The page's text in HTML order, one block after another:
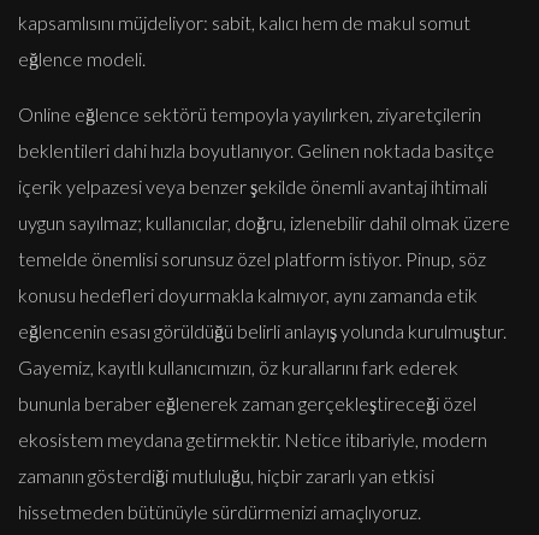
kapsamlısını müjdeliyor: sabit, kalıcı hem de makul somut
eğlence modeli.
Online eğlence sektörü tempoyla yayılırken, ziyaretçilerin
beklentileri dahi hızla boyutlanıyor. Gelinen noktada basitçe
içerik yelpazesi veya benzer şekilde önemli avantaj ihtimali
uygun sayılmaz; kullanıcılar, doğru, izlenebilir dahil olmak üzere
temelde önemlisi sorunsuz özel platform istiyor. Pinup, söz
konusu hedefleri doyurmakla kalmıyor, aynı zamanda etik
eğlencenin esası görüldüğü belirli anlayış yolunda kurulmuştur.
Gayemiz, kayıtlı kullanıcımızın, öz kurallarını fark ederek
bununla beraber eğlenerek zaman gerçekleştireceği özel
ekosistem meydana getirmektir. Netice itibariyle, modern
zamanın gösterdiği mutluluğu, hiçbir zararlı yan etkisi
hissetmeden bütünüyle sürdürmenizi amaçlıyoruz.